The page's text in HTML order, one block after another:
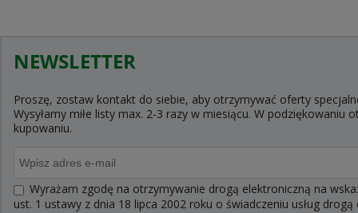
NEWSLETTER
Proszę, zostaw kontakt do siebie, aby otrzymywać oferty
Wysyłamy miłe listy max. 2-3 razy w miesiącu. W
kupowaniu.
Wyrażam zgodę na otrzymywanie drogą elektroniczną na
ust. 1 ustawy z dnia 18 lipca 2002 roku o świadczeniu usług